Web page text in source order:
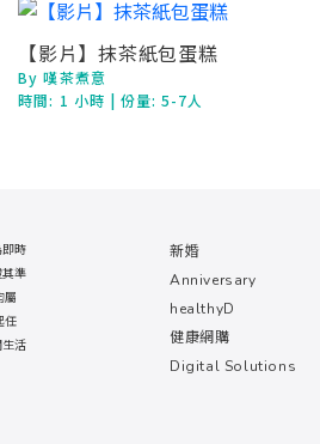
【影片】抹茶紙包蛋糕
By 嘆茶煮意
時間: 1 小時 | 份量: 5-7人
新婚
Anniversary
healthyD
健康網購
Digital Solutions
時
準
屬
任
活